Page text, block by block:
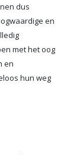
dus
en
met het oog
en
hun weg